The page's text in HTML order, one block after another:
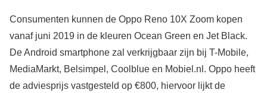
Consumenten kunnen de Oppo Reno 10X Zoom kopen
vanaf juni 2019 in de kleuren Ocean Green en Jet Black.
De Android smartphone zal verkrijgbaar zijn bij T-Mobile,
MediaMarkt, Belsimpel, Coolblue en Mobiel.nl. Oppo heeft
de adviesprijs vastgesteld op €800, hiervoor lijkt de